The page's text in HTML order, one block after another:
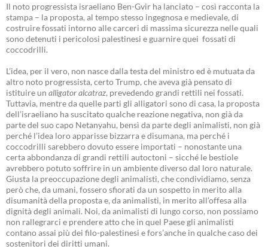
Il noto progressista israeliano Ben-Gvir ha lanciato – così racconta la
stampa – la proposta, al tempo stesso ingegnosa e medievale, di
costruire fossati intorno alle carceri di massima sicurezza nelle quali
sono detenuti i pericolosi palestinesi e guarnire quei fossati di
coccodrilli.
L’idea, per il vero, non nasce dalla testa del ministro ed è mutuata da
altro noto progressista, certo Trump, che aveva già pensato di
istituire un alligator alcatraz, prevedendo grandi rettili nei fossati.
Tuttavia, mentre da quelle parti gli alligatori sono di casa, la proposta
dell’israeliano ha suscitato qualche reazione negativa, non già da
parte del suo capo Netanyahu, bensì da parte degli animalisti, non già
perché l’idea loro apparisse bizzarra e disumana, ma perché i
coccodrilli sarebbero dovuto essere importati – nonostante una
certa abbondanza di grandi rettili autoctoni – sicché le bestiole
avrebbero potuto soffrire in un ambiente diverso dal loro naturale.
Giusta la preoccupazione degli animalisti, che condividiamo, senza
però che, da umani, fossero sfiorati da un sospetto in merito alla
disumanità della proposta e, da animalisti, in merito all’offesa alla
dignità degli animali. Noi, da animalisti di lungo corso, non possiamo
non rallegrarci e prendere atto che in quel Paese gli animalisti
contano assai più dei filo-palestinesi e fors’anche in qualche caso dei
sostenitori dei diritti umani.